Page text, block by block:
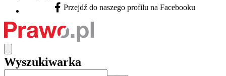
Facebook - otwiera się w nowej karcie
Przejdź do naszego profilu na Facebooku
Wyszukiwarka